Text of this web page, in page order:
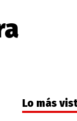
Lo más